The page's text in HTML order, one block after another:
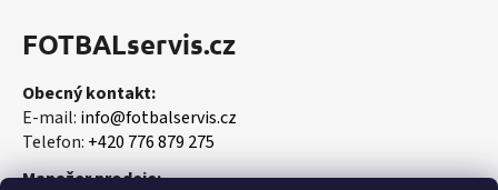
FOTBALservis.cz
Obecný kontakt:
E-mail: info@fotbalservis.cz
Telefon: +420 776 879 275
Manažer prodeje: